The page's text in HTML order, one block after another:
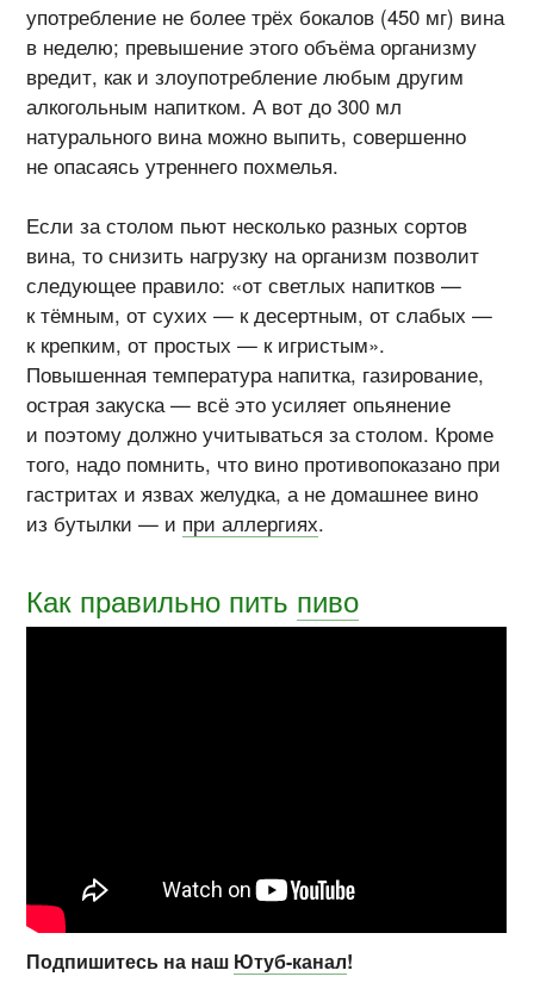
употребление не более трёх бокалов (450 мг) вина
в неделю; превышение этого объёма организму
вредит, как и злоупотребление любым другим
алкогольным напитком. А вот до 300 мл
натурального вина можно выпить, совершенно
не опасаясь утреннего похмелья.
Если за столом пьют несколько разных сортов
вина, то снизить нагрузку на организм позволит
следующее правило: «от светлых напитков —
к тёмным, от сухих — к десертным, от слабых —
к крепким, от простых — к игристым».
Повышенная температура напитка, газирование,
острая закуска — всё это усиляет опьянение
и поэтому должно учитываться за столом. Кроме
того, надо помнить, что вино противопоказано при
гастритах и язвах желудка, а не домашнее вино
из бутылки — и при аллергиях.
Как правильно пить пиво
Подпишитесь на наш Ютуб-канал!